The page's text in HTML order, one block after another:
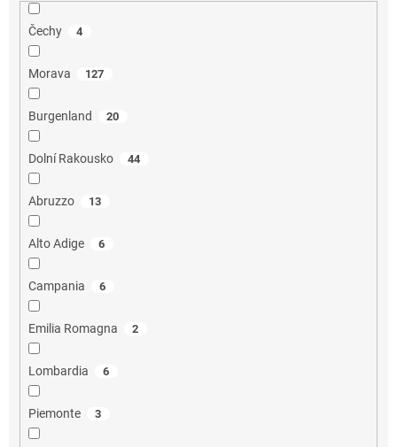
Čechy 4
Morava 127
Burgenland 20
Dolní Rakousko 44
Abruzzo 13
Alto Adige 6
Campania 6
Emilia Romagna 2
Lombardia 6
Piemonte 3